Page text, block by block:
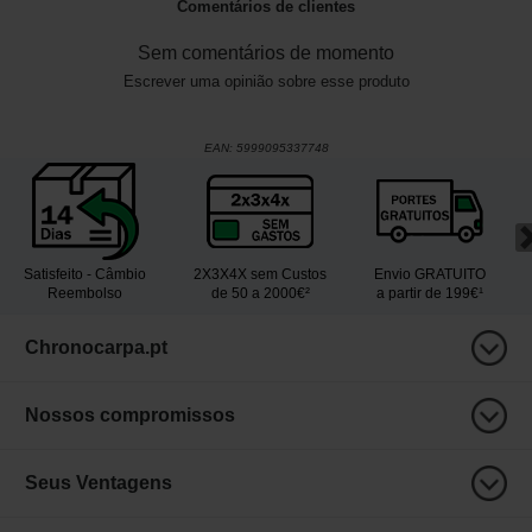
Comentários de clientes
Sem comentários de momento
Escrever uma opinião sobre esse produto
EAN: 5999095337748
Satisfeito - Câmbio
Reembolso
2X3X4X sem Custos
de 50 a 2000€²
Envio GRATUITO
a partir de 199€¹
Chronocarpa.pt
Nossos compromissos
Seus Ventagens